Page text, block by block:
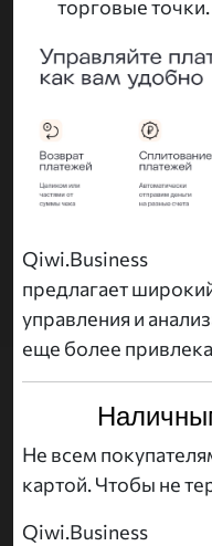
торговые точки.
Qiwi.Business
предлагает
управления и
еще более
Не всем
картой. Чтобы не
Qiwi.Business